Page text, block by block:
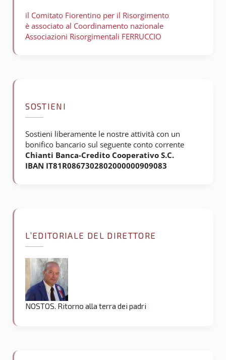
il Comitato Fiorentino per il Risorgimento
è associato al Coordinamento nazionale
Associazioni Risorgimentali FERRUCCIO
SOSTIENI
Sostieni liberamente le nostre attività con un
bonifico bancario sul seguente conto corrente
Chianti Banca-Credito Cooperativo S.C.
IBAN IT81R0867302802000000909083
L’EDITORIALE DEL DIRETTORE
NOSTOS. Ritorno alla terra dei padri